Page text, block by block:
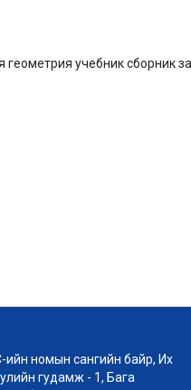
геометрия учебник сборник
номын сангийн байр, Их
гудамж - 1, Бага